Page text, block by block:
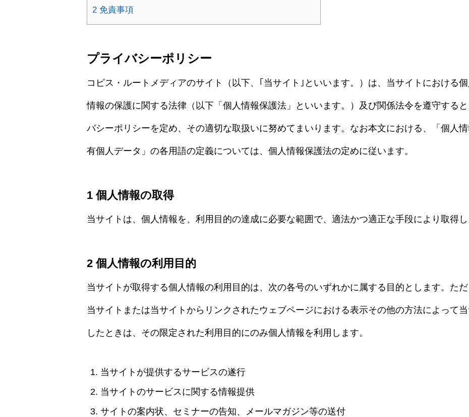
2 免責事項
プライバシーポリシー
コピス・ルートメディアのサイト（以下、｢当サイト｣といいます。）は、当サイトにおける
情報の保護に関する法律（以下「個人情報保護法」といいます。）及び関係法令を遵守する
バシーポリシーを定め、その適切な取扱いに努めてまいります。なお本文における、「個人
有個人データ」の各用語の定義については、個人情報保護法の定めに従います。
1 個人情報の取得
当サイトは、個人情報を、利用目的の達成に必要な範囲で、適法かつ適正な手段により取得し
2 個人情報の利用目的
当サイトが取得する個人情報の利用目的は、次の各号のいずれかに属する目的とします。ただ
当サイトまたは当サイトからリンクされたウェブページにおける表示その他の方法によって
したときは、その限定された利用目的にのみ個人情報を利用します。
当サイトが提供するサービスの遂行
当サイトのサービスに関する情報提供
サイトの案内状、セミナーの告知、メールマガジン等の送付